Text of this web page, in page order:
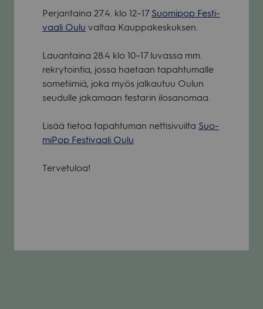
Per­jan­taina 27.4. klo 12–17 Suo­mi­pop Fes­ti­
vaali Oulu val­taa Kaup­pa­kes­kuk­sen.
Lau­an­taina 28.4 klo 10–17 luvassa mm.
rek­ry­toin­tia, jossa hae­taan tapah­tu­malle
some­tii­miä, joka myös jal­kau­tuu Oulun
seu­dulle jaka­maan fes­ta­rin ilo­sa­no­maa.
Lisää tie­toa tapah­tu­man net­ti­si­vuilta Suo­
mi­Pop Fes­ti­vaali Oulu
Ter­ve­tu­loa!